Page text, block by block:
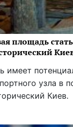
площадь
имеет
узла в
Киев.